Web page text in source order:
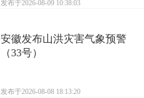
发布于2026-08-09 10:38:03
安徽发布山洪灾害气象预警
（33号）
发布于2026-08-08 18:13:20